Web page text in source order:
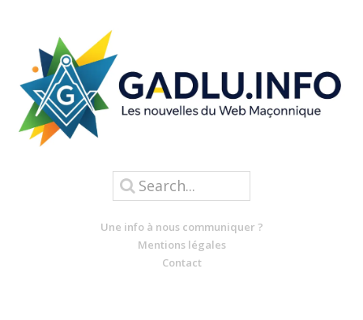
Une info à nous communiquer ?
Mentions légales
Contact